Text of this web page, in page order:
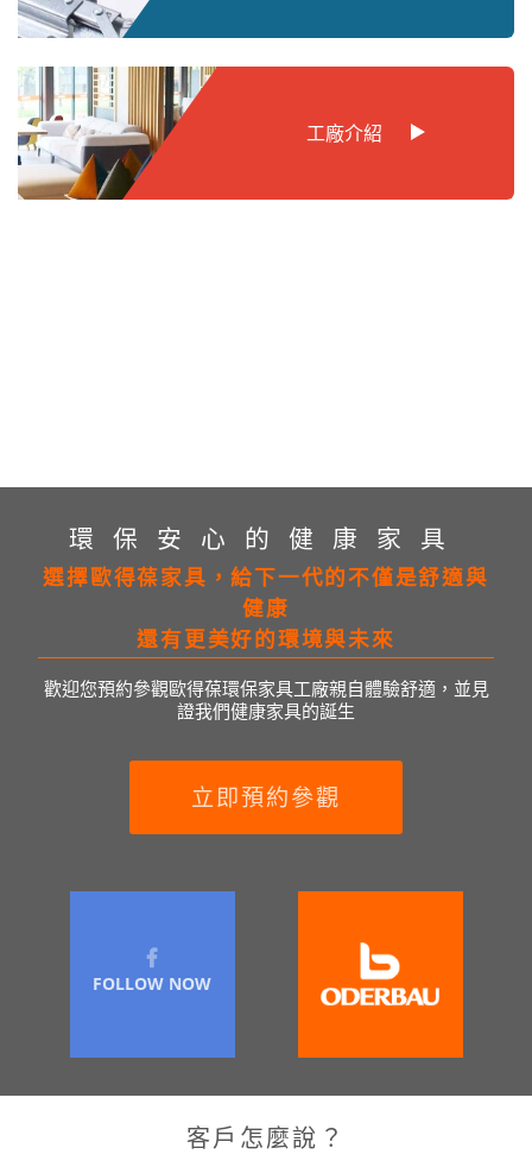
工廠介紹
環保安心的健康家具
選擇歐得葆家具，給下一代的不僅是舒適與
健康
還有更美好的環境與未來
歡迎您預約參觀歐得葆環保家具工廠親自體驗舒適，並見
證我們健康家具的誕生
立即預約參觀
FOLLOW NOW
客戶怎麼說？